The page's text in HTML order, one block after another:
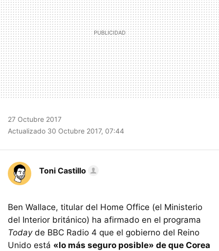
27 Octubre 2017
Actualizado 30 Octubre 2017, 07:44
Toni Castillo
Ben Wallace, titular del Home Office (el Ministerio
del Interior británico) ha afirmado en el programa
Todayde BBC Radio 4 que el gobierno del Reino
Unido está «lo más seguro posible» de que Corea